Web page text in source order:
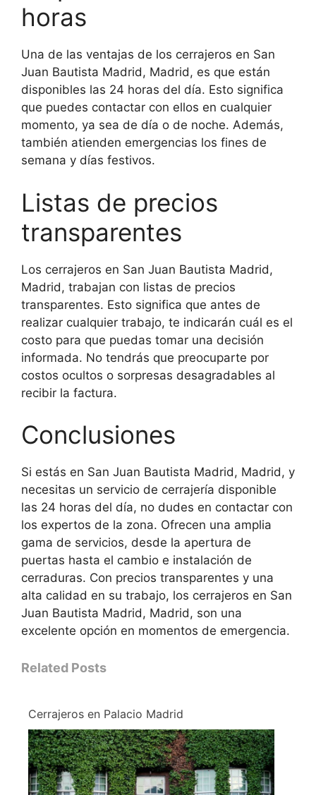
horas
Una de las ventajas de los cerrajeros en San
Juan Bautista Madrid, Madrid, es que están
disponibles las 24 horas del día. Esto significa
que puedes contactar con ellos en cualquier
momento, ya sea de día o de noche. Además,
también atienden emergencias los fines de
semana y días festivos.
Listas de precios
transparentes
Los cerrajeros en San Juan Bautista Madrid,
Madrid, trabajan con listas de precios
transparentes. Esto significa que antes de
realizar cualquier trabajo, te indicarán cuál es el
costo para que puedas tomar una decisión
informada. No tendrás que preocuparte por
costos ocultos o sorpresas desagradables al
recibir la factura.
Conclusiones
Si estás en San Juan Bautista Madrid, Madrid, y
necesitas un servicio de cerrajería disponible
las 24 horas del día, no dudes en contactar con
los expertos de la zona. Ofrecen una amplia
gama de servicios, desde la apertura de
puertas hasta el cambio e instalación de
cerraduras. Con precios transparentes y una
alta calidad en su trabajo, los cerrajeros en San
Juan Bautista Madrid, Madrid, son una
excelente opción en momentos de emergencia.
Related Posts
Cerrajeros en Palacio Madrid